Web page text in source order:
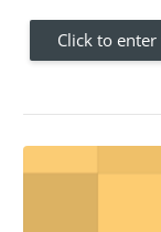
Click to